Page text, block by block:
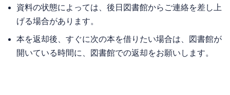
資料の状態によっては、後日図書館からご連絡を差し上
げる場合があります。
本を返却後、すぐに次の本を借りたい場合は、図書館が
開いている時間に、図書館での返却をお願いします。